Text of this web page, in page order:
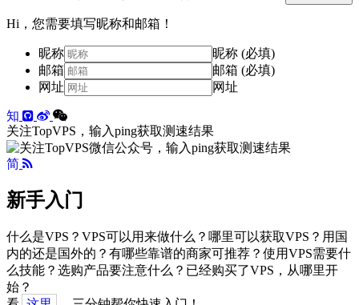
Hi，您需要填写昵称和邮箱！
昵称
昵称 (必填)
邮箱
邮箱 (必填)
网址
网址
知
关注TopVPS，输入ping获取测速结果
简
新手入门
什么是VPS？VPS可以用来做什么？哪里可以获取VPS？用国
内的还是国外的？有哪些靠谱的商家可推荐？使用VPS需要什
么技能？选购产品要注意什么？已经购买了VPS，从哪里开
始？